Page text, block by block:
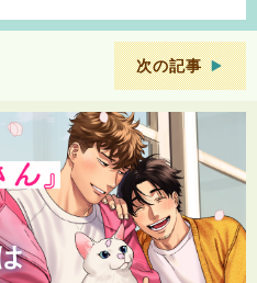
次の記事